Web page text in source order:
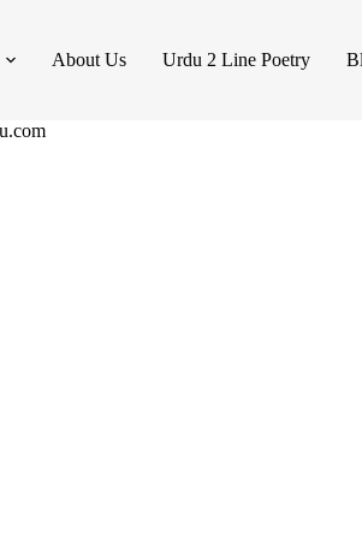
About Us Urdu 2 Line Poetry